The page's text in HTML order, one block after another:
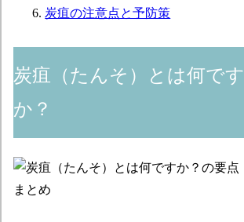
炭疽の注意点と予防策
炭疽（たんそ）とは何です
か？